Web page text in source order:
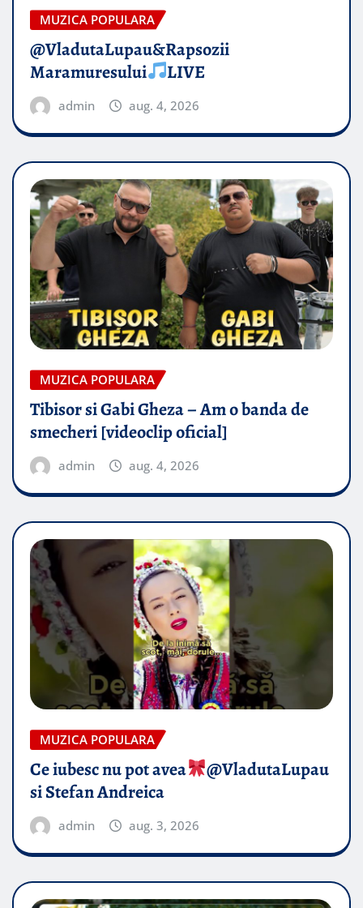
MUZICA POPULARA
@VladutaLupau&Rapsozii
Maramuresului
LIVE
admin aug. 4, 2026
MUZICA POPULARA
Tibisor si Gabi Gheza – Am o banda de
smecheri [videoclip oficial]
admin aug. 4, 2026
MUZICA POPULARA
Ce iubesc nu pot avea
​@VladutaLupau
si Stefan Andreica
admin aug. 3, 2026